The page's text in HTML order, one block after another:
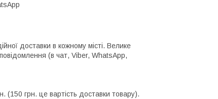
доставки в кожному місті. Велике
(в чат, Viber, WhatsApp,
(150 грн. це вартість доставки товару).